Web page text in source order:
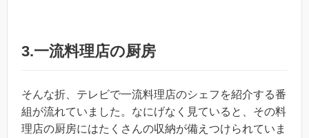
3.一流料理店の厨房
そんな折、テレビで一流料理店のシェフを紹介する番
組が流れていました。なにげなく見ていると、その料
理店の厨房にはたくさんの収納が備えつけられていま